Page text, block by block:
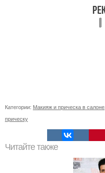
Категории: Макияж и прическа в салоне
прическу
Читайте также